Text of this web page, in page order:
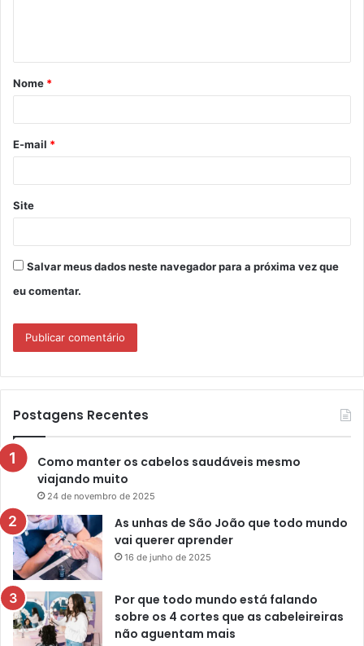
á
r
*
Nome *
E-mail *
Site
Salvar meus dados neste navegador para a próxima vez que
eu comentar.
Postagens Recentes
Como manter os cabelos saudáveis mesmo
viajando muito
24 de novembro de 2025
As unhas de São João que todo mundo
vai querer aprender
16 de junho de 2025
Por que todo mundo está falando
sobre os 4 cortes que as cabeleireiras
não aguentam mais